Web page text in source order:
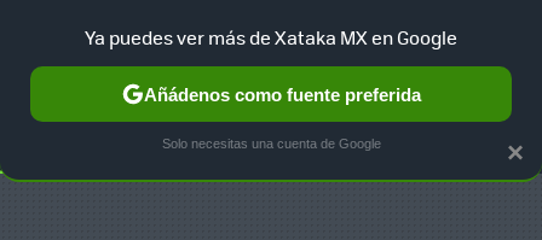
SELECCIÓN GAMING HOME AUTO TERRITORIO
×
Ya puedes ver más de Xataka MX en Google
Añádenos como fuente preferida
Solo necesitas una cuenta de Google